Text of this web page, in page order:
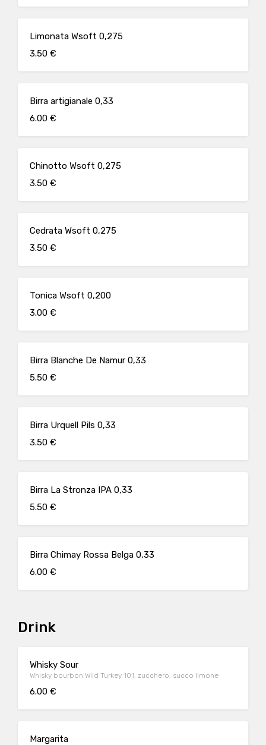
Limonata Wsoft 0,275
3.50 €
Birra artigianale 0,33
6.00 €
Chinotto Wsoft 0,275
3.50 €
Cedrata Wsoft 0,275
3.50 €
Tonica Wsoft 0,200
3.00 €
Birra Blanche De Namur 0,33
5.50 €
Birra Urquell Pils 0,33
3.50 €
Birra La Stronza IPA 0,33
5.50 €
Birra Chimay Rossa Belga 0,33
6.00 €
Drink
Whisky Sour
Whisky bourbon Wild Turkey 101, zucchero, succo limone
6.00 €
Margarita